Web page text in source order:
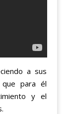
a sus
para él
y el